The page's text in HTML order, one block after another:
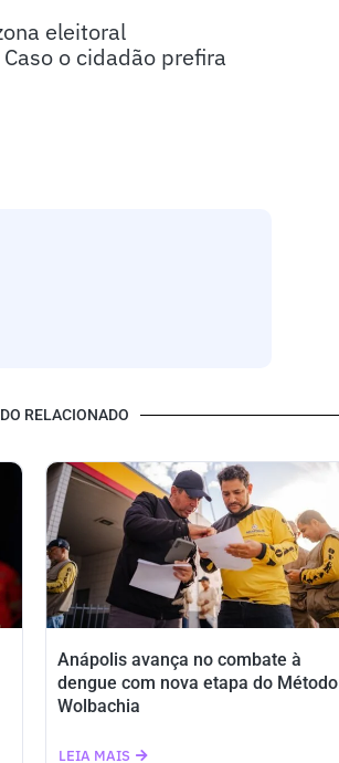
eleitoral
o cidadão prefira
RELACIONADO
Anápolis avança no combate à
dengue com nova etapa do Método
Wolbachia
LEIA MAIS